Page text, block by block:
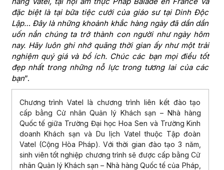
đặc biệt là tại bữa tiệc cưới của giáo sư tại Dinh Độc
Lập… Đây là những khoảnh khắc hàng ngày đã dần dần
uốn nắn chúng ta trở thành con người như ngày hôm
nay. Hãy luôn ghi nhớ quãng thời gian ấy như một trải
nghiệm quý giá và bổ ích. Chúc các bạn mọi điều tốt
đẹp nhất trong những nỗ lực trong tương lai của các
bạn”.
Chương trình Vatel là chương trình liên kết đào tạo
cấp bằng Cử nhân Quản lý Khách sạn – Nhà hàng
Quốc tế giữa Trường Đại học Hoa Sen và Trường Kinh
doanh Khách sạn và Du lịch Vatel thuộc Tập đoàn
Vatel (Cộng Hòa Pháp). Với thời gian đào tạo 3 năm,
sinh viên tốt nghiệp chương trình sẽ được cấp bằng Cử
nhân Quản lý Khách sạn – Nhà hàng Quốc tế của Pháp,